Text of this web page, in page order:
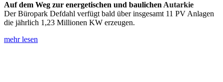
Auf dem Weg zur energetischen und baulichen Autarkie
Der Büropark Defdahl verfügt bald über insgesamt 11 PV Anlagen
die jährlich 1,23 Millionen KW erzeugen.
mehr lesen